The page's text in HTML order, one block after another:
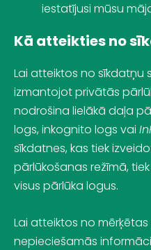
iestatījusi mūsu
Kā atteikties no
Lai atteiktos no sīkdatņu
izmantojot privātās
nodrošina lielākā daļa
logs, inkognito logs vai
sīkdatnes, kas tiek
pārlūkošanas režīmā,
visus pārlūka logus.
Lai atteiktos no
nepieciešamās